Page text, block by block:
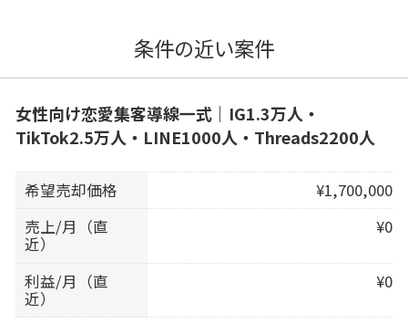
条件の近い案件
女性向け恋愛集客導線一式｜IG1.3万人・
TikTok2.5万人・LINE1000人・Threads2200人
希望売却価格
¥1,700,000
売上/月（直
近）
¥0
利益/月（直
近）
¥0